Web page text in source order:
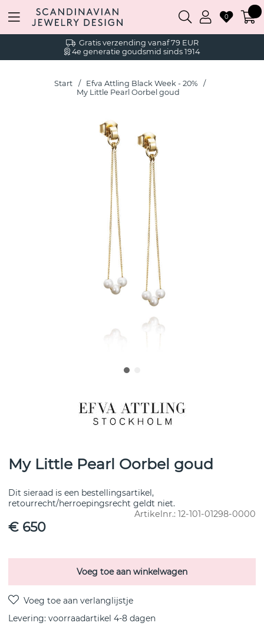
Gratis verzending vanaf 79 EUR
4e generatie goudsmid sinds 1914
0
Start
Efva Attling Black Week - 20%
My Little Pearl Oorbel goud
My Little Pearl Oorbel goud
Dit sieraad is een bestellingsartikel,
retourrecht/herroepingsrecht geldt niet.
Artikelnr.: 12-101-01298-0000
€ 650
Voeg toe aan winkelwagen
Levering: voorraadartikel 4-8 dagen